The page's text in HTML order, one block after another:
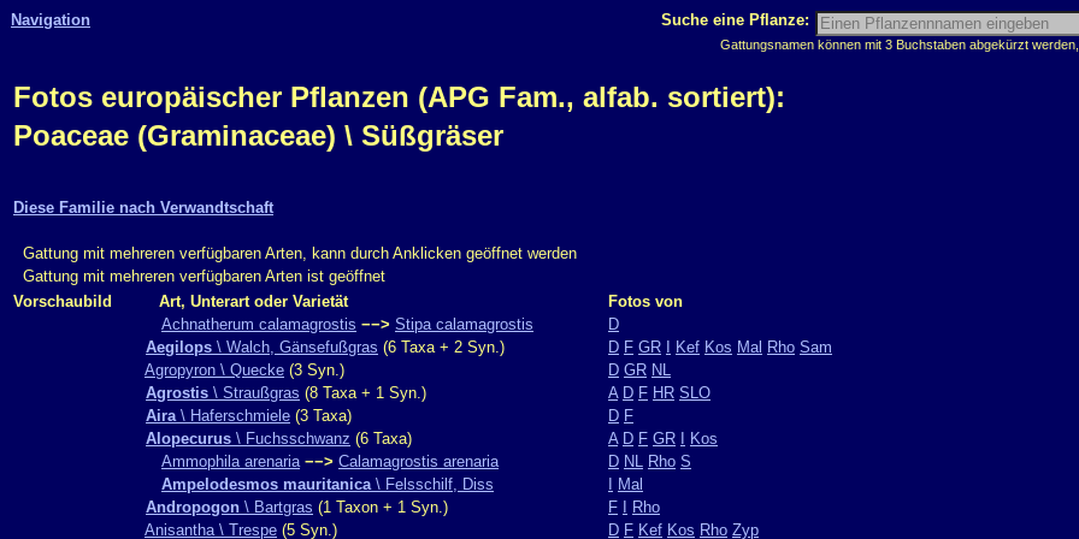
Navigation Suche eine Pflanze:
Gattungsnamen können mit 3 Buchstaben abgekürzt
Fotos europäischer Pflanzen (APG Fam., alfab. sortiert):
Poaceae (Graminaceae) \ Süßgräser
Diese Familie nach Verwandtschaft
Gattung mit mehreren verfügbaren Arten, kann durch Anklicken geöffnet werden
Gattung mit mehreren verfügbaren Arten ist geöffnet
Vorschaubild
Art, Unterart oder Varietät
Fotos von
Achnatherum calamagrostis −−> Stipa calamagrostis
D
Aegilops \ Walch, Gänsefußgras (6 Taxa + 2 Syn.) D F GR Kef Kos Mal Rho Sam
Agropyron \ Quecke (3 Syn.) D GR NL
Agrostis \ Straußgras (8 Taxa + 1 Syn.) A D F HR SLO
Aira\ Haferschmiele (3 Taxa) D F
Alopecurus \ Fuchsschwanz (6 Taxa) A D F GR
Kos
Ammophila arenaria −−> Calamagrostis arenaria D NL Rho S
Ampelodesmos mauritanica\ Felsschilf, Diss
Mal
Andropogon \ Bartgras (1 Taxon + 1 Syn.) F
Rho
Anisantha \ Trespe (5 Syn.) D F Kef Kos Rho Zyp